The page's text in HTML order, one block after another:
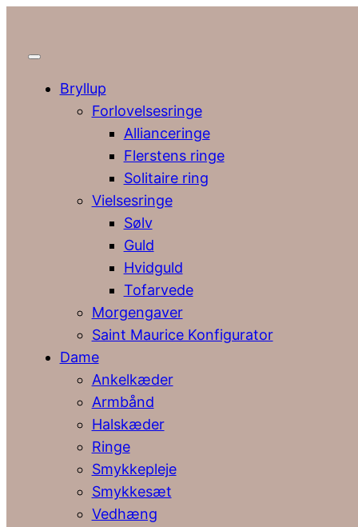
Bryllup
Forlovelsesringe
Allianceringe
Flerstens ringe
Solitaire ring
Vielsesringe
Sølv
Guld
Hvidguld
Tofarvede
Morgengaver
Saint Maurice Konfigurator
Dame
Ankelkæder
Armbånd
Halskæder
Ringe
Smykkepleje
Smykkesæt
Vedhæng